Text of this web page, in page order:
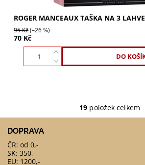
ROGER MANCEAUX TAŠKA NA 3 LAHVE
95 Kč(–26 %)
70 Kč
19 položek celkem
DOPRAVA
ČR: od 0,-
SK: 350,-
EU: 1200,-